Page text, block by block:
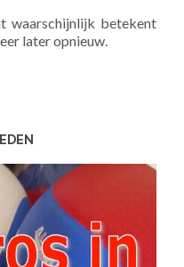
waarschijnlijk betekent
later opnieuw.